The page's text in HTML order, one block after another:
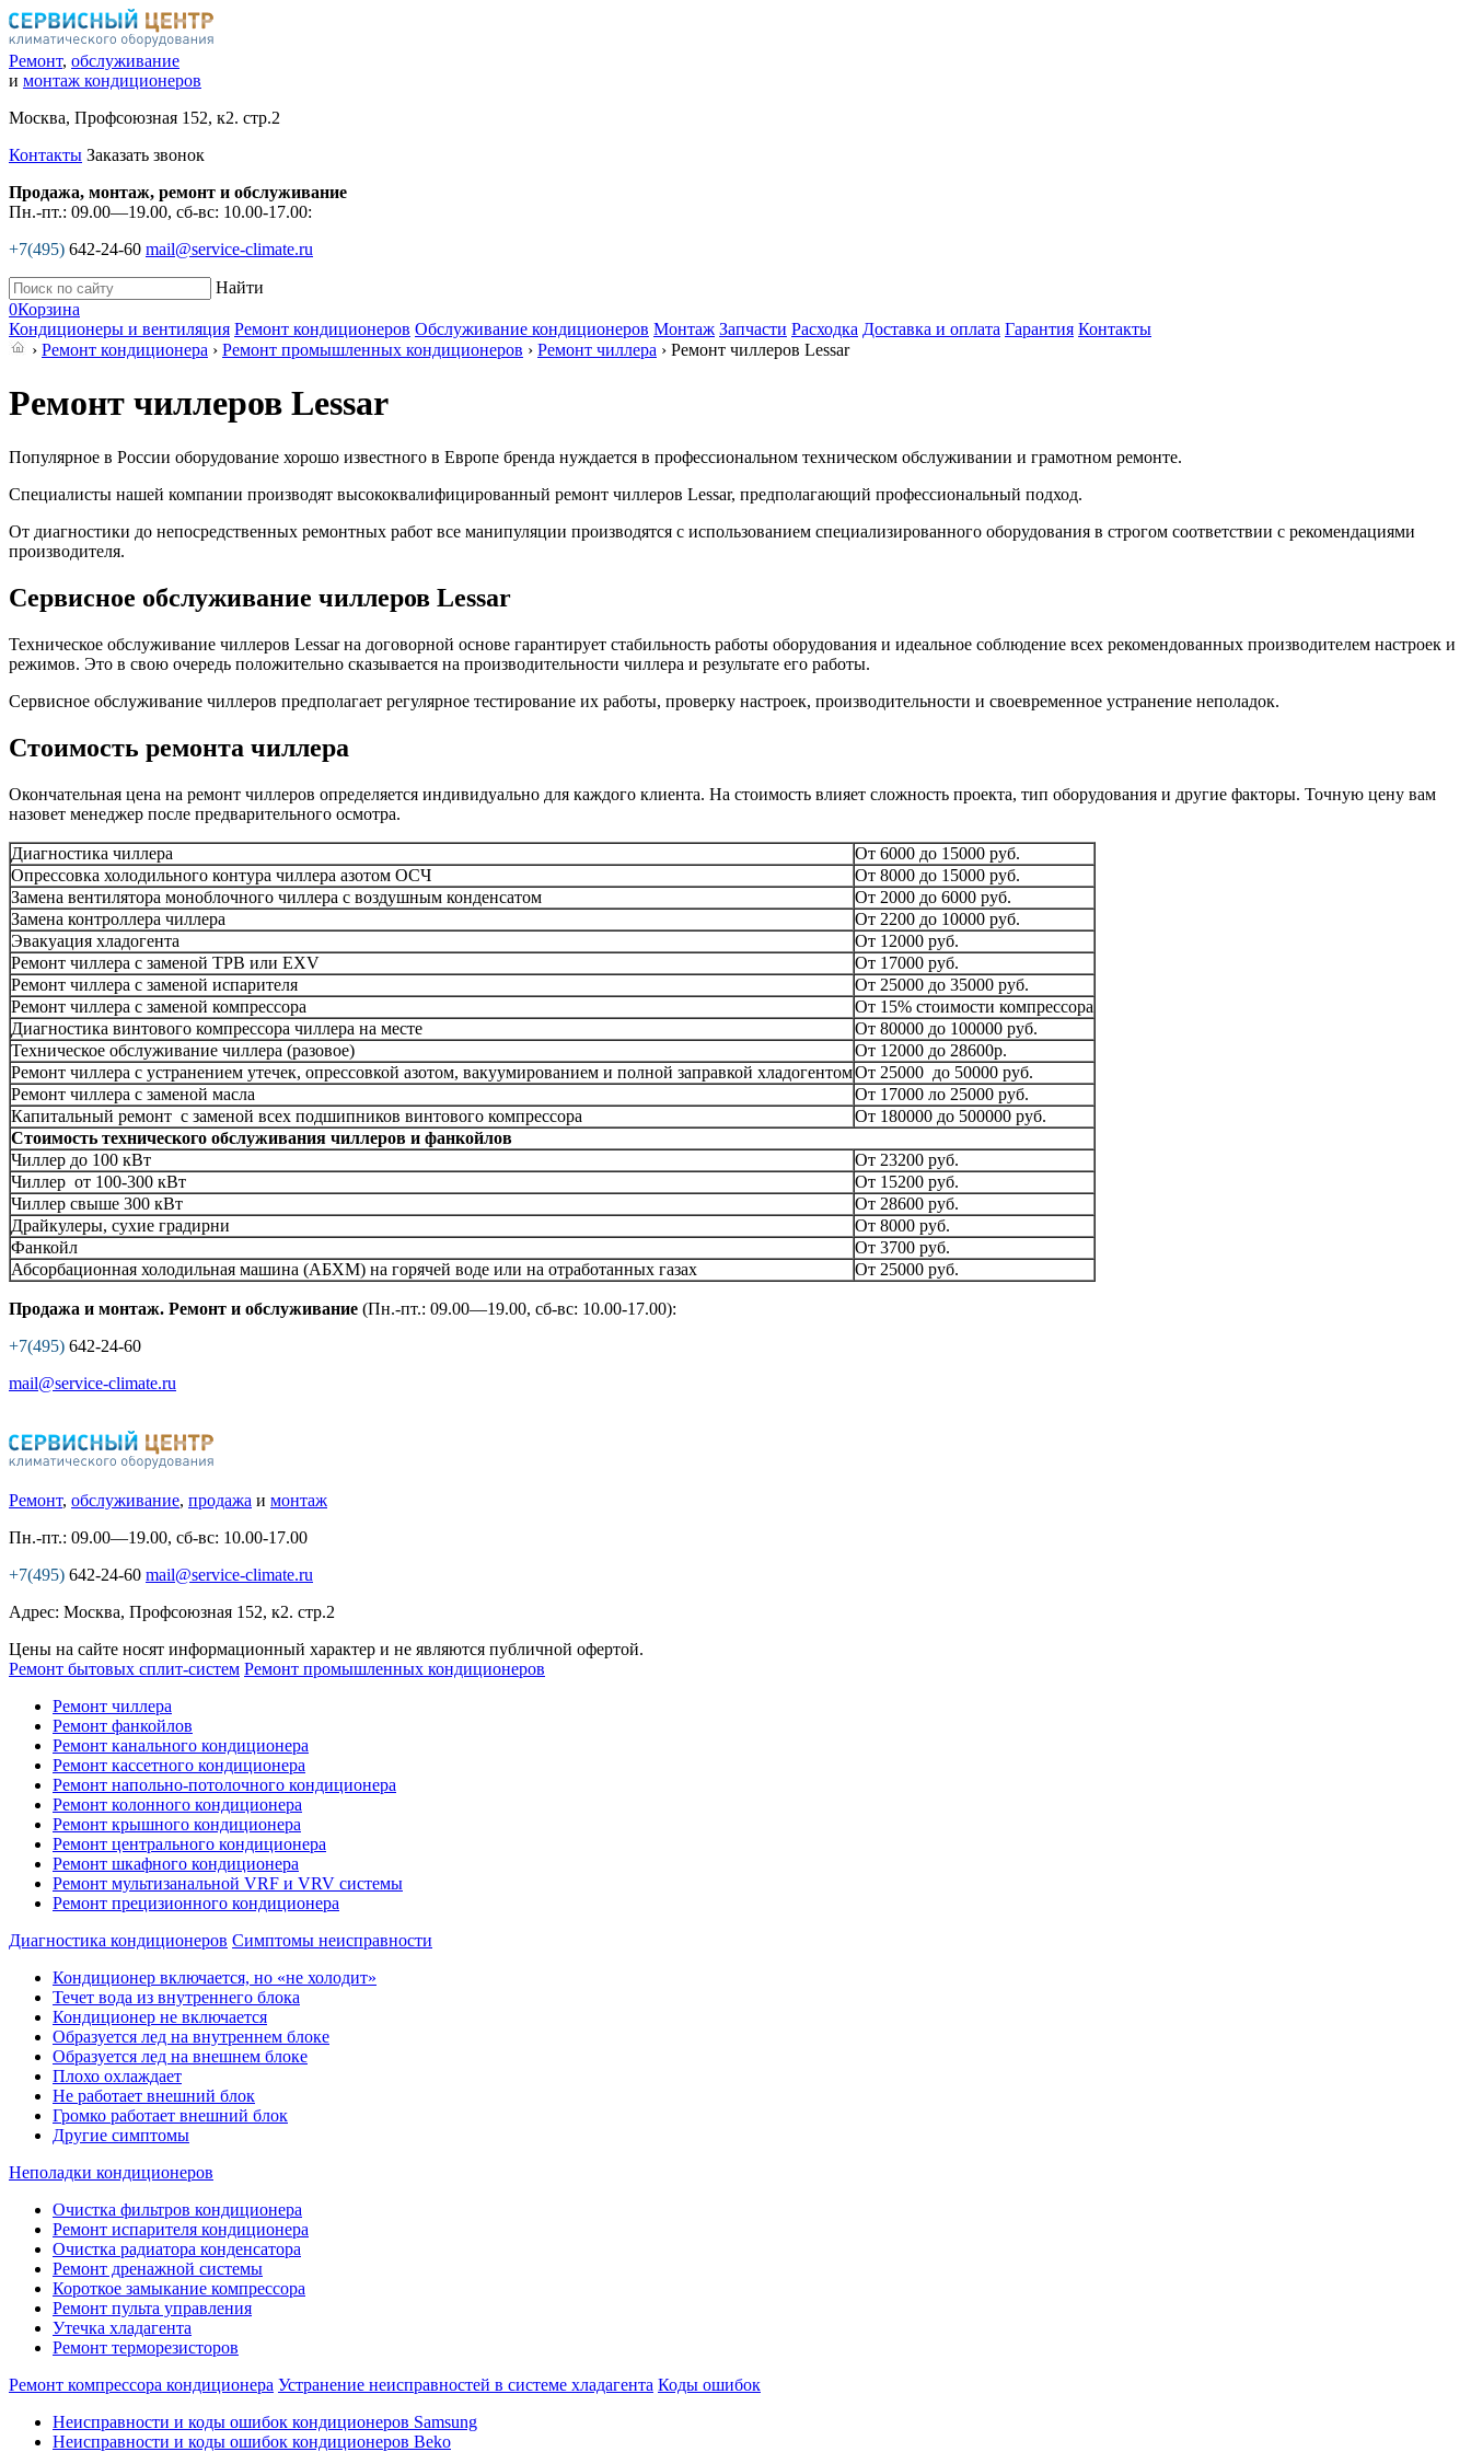
Ремонт, обслуживание
и монтаж кондиционеров
Москва, Профсоюзная 152, к2. стр.2
Контакты Заказать звонок
Продажа, монтаж, ремонт и обслуживание
Пн.-пт.: 09.00—19.00, сб-вс: 10.00-17.00:
+7(495) 642-24-60 mail@service-climate.ru
Найти
0Корзина
Кондиционеры и вентиляция Ремонт кондиционеров Обслуживание кондиционеров Монтаж Запчасти Расходка Доставка и оплата Гарантия Контакты
› Ремонт кондиционера › Ремонт промышленных кондиционеров › Ремонт чиллера › Ремонт чиллеров Lessar
Ремонт чиллеров Lessar
Популярное в России оборудование хорошо известного в Европе бренда нуждается в профессиональном техническом обслуживании и грамотном ремонте.
Специалисты нашей компании производят высококвалифицированный ремонт чиллеров Lessar, предполагающий профессиональный подход.
От диагностики до непосредственных ремонтных работ все манипуляции производятся с использованием специализированного оборудования в строгом соответствии с рекомендациями
производителя.
Сервисное обслуживание чиллеров Lessar
Техническое обслуживание чиллеров Lessar на договорной основе гарантирует стабильность работы оборудования и идеальное соблюдение всех рекомендованных производителем настроек и
режимов. Это в свою очередь положительно сказывается на производительности чиллера и результате его работы.
Сервисное обслуживание чиллеров предполагает регулярное тестирование их работы, проверку настроек, производительности и своевременное устранение неполадок.
Стоимость ремонта чиллера
Окончательная цена на ремонт чиллеров определяется индивидуально для каждого клиента. На стоимость влияет сложность проекта, тип оборудования и другие факторы. Точную цену вам
назовет менеджер после предварительного осмотра.
Диагностика чиллера
От 6000 до 15000 руб.
Опрессовка холодильного контура чиллера азотом ОСЧ
От 8000 до 15000 руб.
Замена вентилятора моноблочного чиллера с воздушным конденсатом
От 2000 до 6000 руб.
Замена контроллера чиллера
От 2200 до 10000 руб.
Эвакуация хладогента
От 12000 руб.
Ремонт чиллера с заменой ТРВ или EXV
От 17000 руб.
Ремонт чиллера с заменой испарителя
От 25000 до 35000 руб.
Ремонт чиллера с заменой компрессора
От 15% стоимости компрессора
Диагностика винтового компрессора чиллера на месте
От 80000 до 100000 руб.
Техническое обслуживание чиллера (разовое)
От 12000 до 28600р.
Ремонт чиллера с устранением утечек, опрессовкой азотом, вакуумированием и полной заправкой хладогентомОт 25000 до 50000 руб.
Ремонт чиллера с заменой масла
От 17000 ло 25000 руб.
Капитальный ремонт с заменой всех подшипников винтового компрессора
От 180000 до 500000 руб.
Стоимость технического обслуживания чиллеров и фанкойлов
Чиллер до 100 кВт
От 23200 руб.
Чиллер от 100-300 кВт
От 15200 руб.
Чиллер свыше 300 кВт
От 28600 руб.
Драйкулеры, сухие градирни
От 8000 руб.
Фанкойл
От 3700 руб.
Абсорбационная холодильная машина (АБХМ) на горячей воде или на отработанных газах
От 25000 руб.
Продажа и монтаж. Ремонт и обслуживание (Пн.-пт.: 09.00—19.00, сб-вс: 10.00-17.00):
+7(495) 642-24-60
mail@service-climate.ru
Ремонт, обслуживание, продажа и монтаж
Пн.-пт.: 09.00—19.00, сб-вс: 10.00-17.00
+7(495) 642-24-60 mail@service-climate.ru
Адрес: Москва, Профсоюзная 152, к2. стр.2
Цены на сайте носят информационный характер и не являются публичной офертой.
Ремонт бытовых сплит-систем Ремонт промышленных кондиционеров
Ремонт чиллера
Ремонт фанкойлов
Ремонт канального кондиционера
Ремонт кассетного кондиционера
Ремонт напольно-потолочного кондиционера
Ремонт колонного кондиционера
Ремонт крышного кондиционера
Ремонт центрального кондиционера
Ремонт шкафного кондиционера
Ремонт мультизанальной VRF и VRV системы
Ремонт прецизионного кондиционера
Диагностика кондиционеров Симптомы неисправности
Кондиционер включается, но «не холодит»
Течет вода из внутреннего блока
Кондиционер не включается
Образуется лед на внутреннем блоке
Образуется лед на внешнем блоке
Плохо охлаждает
Не работает внешний блок
Громко работает внешний блок
Другие симптомы
Неполадки кондиционеров
Очистка фильтров кондиционера
Ремонт испарителя кондиционера
Очистка радиатора конденсатора
Ремонт дренажной системы
Короткое замыкание компрессора
Ремонт пульта управления
Утечка хладагента
Ремонт терморезисторов
Ремонт компрессора кондиционера Устранение неисправностей в системе хладагента Коды ошибок
Неисправности и коды ошибок кондиционеров Samsung
Неисправности и коды ошибок кондиционеров Beko